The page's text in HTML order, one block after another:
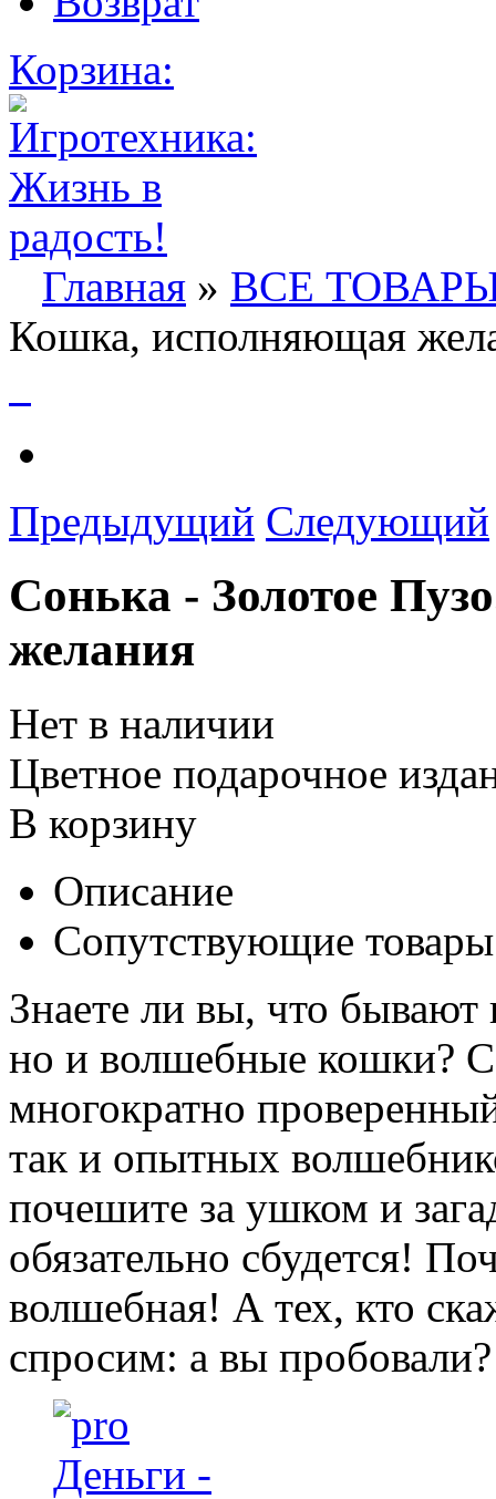
Корзина:
Главная » ВСЕ
Кошка, исполняющая
Предыдущий Следующий
Сонька - Золотое
желания
Нет в наличии
Цветное подарочное
В корзину
Описание
Сопутствующие товары
Знаете ли вы, что
но и волшебные кошки?
многократно
так и опытных
почешите за ушком и
обязательно сбудется!
волшебная! А тех, кто
спросим: а вы пробовали?